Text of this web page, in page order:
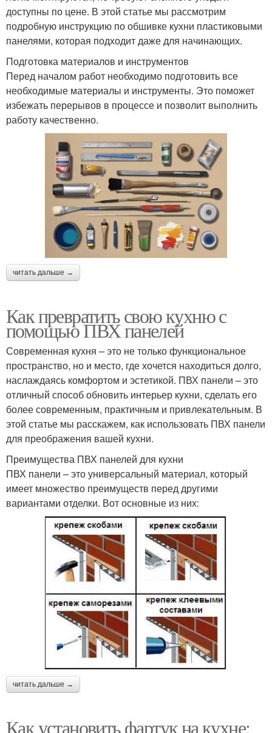
доступны по цене. В этой статье мы рассмотрим
подробную инструкцию по обшивке кухни пластиковыми
панелями, которая подходит даже для начинающих.
Подготовка материалов и инструментов
Перед началом работ необходимо подготовить все
необходимые материалы и инструменты. Это поможет
избежать перерывов в процессе и позволит выполнить
работу качественно.
читать дальше →
Как превратить свою кухню с
помощью ПВХ панелей
Современная кухня – это не только функциональное
пространство, но и место, где хочется находиться долго,
наслаждаясь комфортом и эстетикой. ПВХ панели – это
отличный способ обновить интерьер кухни, сделать его
более современным, практичным и привлекательным. В
этой статье мы расскажем, как использовать ПВХ панели
для преображения вашей кухни.
Преимущества ПВХ панелей для кухни
ПВХ панели – это универсальный материал, который
имеет множество преимуществ перед другими
вариантами отделки. Вот основные из них:
читать дальше →
Как установить фартук на кухне: